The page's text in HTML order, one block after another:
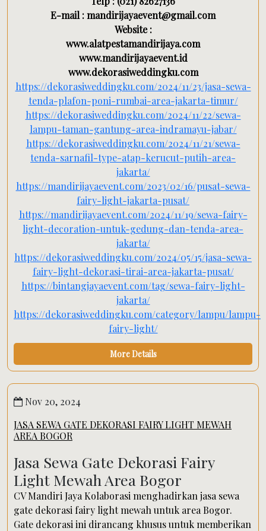
E-mail : mandirijayaevent@gmail.com
Website :
www.alatpestamandirijaya.com
www.mandirijayaevent.id
www.dekorasiweddingku.com
https://dekorasiweddingku.com/2024/11/23/jasa-sewa-
tenda-plafon-poni-rumbai-area-jakarta-timur/
https://dekorasiweddingku.com/2024/11/22/sewa-
lampu-taman-gantung-area-indramayu-jabar/
https://dekorasiweddingku.com/2024/11/21/sewa-
tenda-sarnafil-type-atap-kerucut-putih-area-
jakarta/
https://mandirijayaevent.com/2023/02/16/pusat-sewa-
fairy-light-jakarta-pusat/
https://mandirijayaevent.com/2024/11/19/sewa-fairy-
light-decoration-untuk-gedung-dan-tenda-area-
jakarta/
https://dekorasiweddingku.com/2024/05/15/jasa-sewa-
fairy-light-dekorasi-tirai-area-jakarta-pusat/
https://bintangjayaevent.com/tag/sewa-fairy-light-
jakarta/
https://dekorasiweddingku.com/category/lampu/lampu-
fairy-light/
More Details
Nov 20, 2024
JASA SEWA GATE DEKORASI FAIRY LIGHT MEWAH
AREA BOGOR
Jasa Sewa Gate Dekorasi Fairy
Light Mewah Area Bogor
CV Mandiri Jaya Kolaborasi menghadirkan jasa sewa
gate dekorasi fairy light mewah untuk area Bogor.
Gate dekorasi ini dirancang khusus untuk memberikan